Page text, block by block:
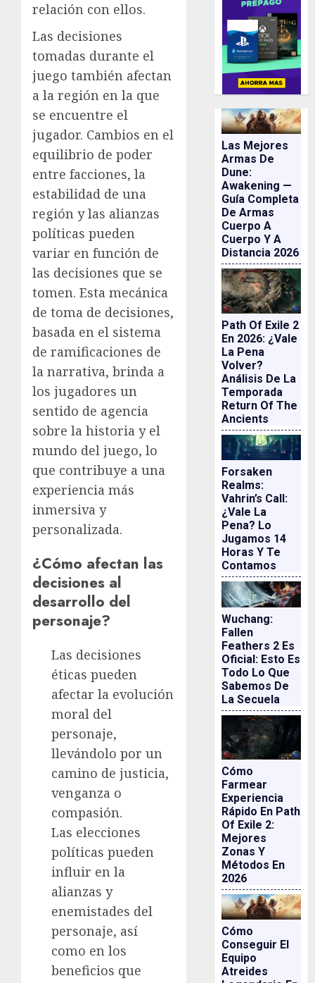
relación con ellos.
Las decisiones
tomadas durante el
juego también afectan
a la región en la que
se encuentre el
jugador. Cambios en el
equilibrio de poder
entre facciones, la
estabilidad de una
región y las alianzas
políticas pueden
variar en función de
las decisiones que se
tomen. Esta mecánica
de toma de decisiones,
basada en el sistema
de ramificaciones de
la narrativa, brinda a
los jugadores un
sentido de agencia
sobre la historia y el
mundo del juego, lo
que contribuye a una
experiencia más
inmersiva y
personalizada.
¿Cómo afectan las
decisiones al
desarrollo del
personaje?
Las decisiones
éticas pueden
afectar la evolución
moral del
personaje,
llevándolo por un
camino de justicia,
venganza o
compasión.
Las elecciones
políticas pueden
influir en la
alianzas y
enemistades del
personaje, así
como en los
beneficios que
Las Mejores
Armas De
Dune:
Awakening —
Guía Completa
De Armas
Cuerpo A
Cuerpo Y A
Distancia 2026
Path Of Exile 2
En 2026: ¿vale
La Pena
Volver?
Análisis De La
Temporada
Return Of The
Ancients
Forsaken
Realms:
Vahrin’s Call:
¿vale La
Pena? Lo
Jugamos 14
Horas Y Te
Contamos
Wuchang:
Fallen
Feathers 2 Es
Oficial: Esto Es
Todo Lo Que
Sabemos De
La Secuela
Cómo
Farmear
Experiencia
Rápido En Path
Of Exile 2:
Mejores
Zonas Y
Métodos En
2026
Cómo
Conseguir El
Equipo
Atreides